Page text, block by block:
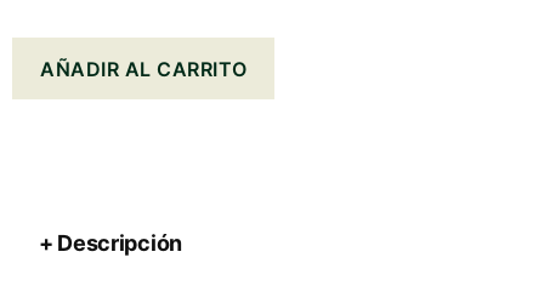
AÑADIR AL CARRITO
Descripción